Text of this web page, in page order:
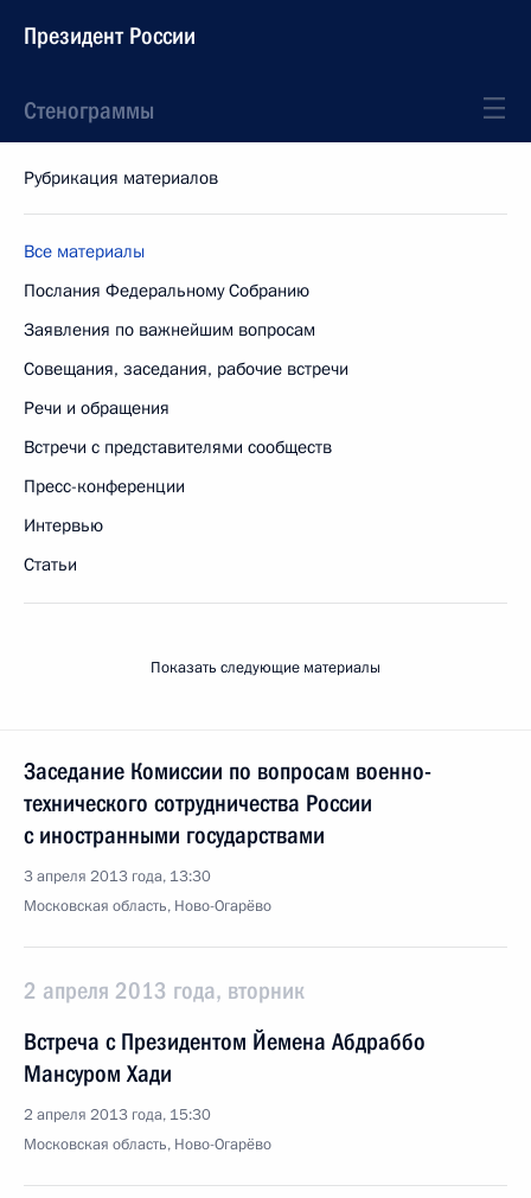
Президент России
Стенограммы
Рубрикация материалов
Все материалы
Послания Федеральному Собранию
Заявления по важнейшим вопросам
Совещания, заседания, рабочие встречи
Речи и обращения
Встречи с представителями сообществ
Пресс-конференции
Интервью
Статьи
Показать следующие материалы
Заседание Комиссии по вопросам военно-
технического сотрудничества России
с иностранными государствами
3 апреля 2013 года, 13:30
Московская область, Ново-Огарёво
2 апреля 2013 года, вторник
Встреча с Президентом Йемена Абдраббо
Мансуром Хади
2 апреля 2013 года, 15:30
Московская область, Ново-Огарёво